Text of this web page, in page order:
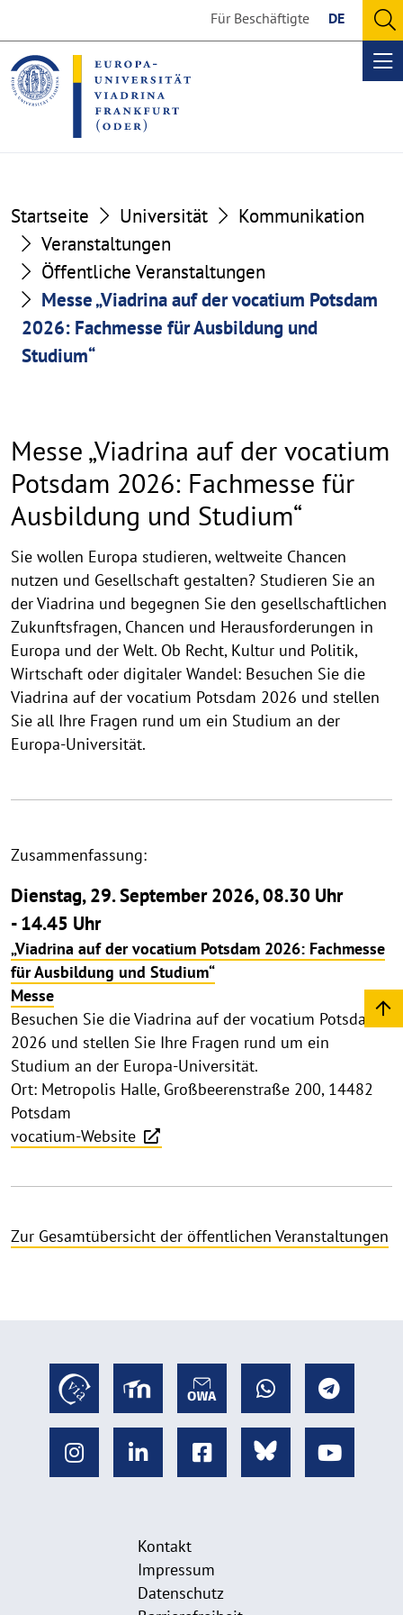
the
content
section
the
footer
section
Für Beschäftigte DE
Startseite Universität
Kommunikation
Veranstaltungen
Öffentliche Veranstaltungen
Messe „Viadrina auf der vocatium Potsdam
2026: Fachmesse für Ausbildung und
Studium“
Messe „Viadrina auf der vocatium
Potsdam 2026: Fachmesse für
Ausbildung und Studium“
Sie wollen Europa studieren, weltweite Chancen
nutzen und Gesellschaft gestalten? Studieren Sie an
der Viadrina und begegnen Sie den gesellschaftlichen
Zukunftsfragen, Chancen und Herausforderungen in
Europa und der Welt. Ob Recht, Kultur und Politik,
Wirtschaft oder digitaler Wandel: Besuchen Sie die
Viadrina auf der vocatium Potsdam 2026 und stellen
Sie all Ihre Fragen rund um ein Studium an der
Europa-Universität.
Zusammenfassung:
Dienstag, 29. September 2026, 08.30 Uhr
- 14.45 Uhr
„Viadrina auf der vocatium Potsdam 2026: Fachmesse
für Ausbildung und Studium“
Messe
Besuchen Sie die Viadrina auf der vocatium Potsdam
2026 und stellen Sie Ihre Fragen rund um ein
Studium an der Europa-Universität.
Ort: Metropolis Halle, Großbeerenstraße 200, 14482
Potsdam
vocatium-Website
Zur Gesamtübersicht der öffentlichen Veranstaltungen
Kontakt
Impressum
Datenschutz